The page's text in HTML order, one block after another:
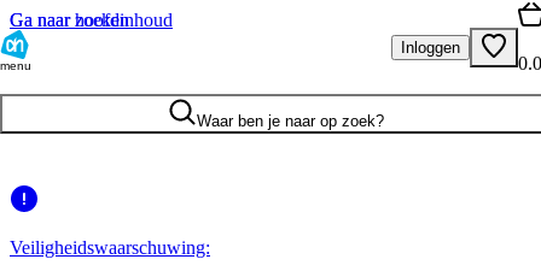
Ga naar hoofdinhoud
Ga naar zoeken
menu
Inloggen
Waar ben je naar op zoek?
Veiligheidswaarschuwing: